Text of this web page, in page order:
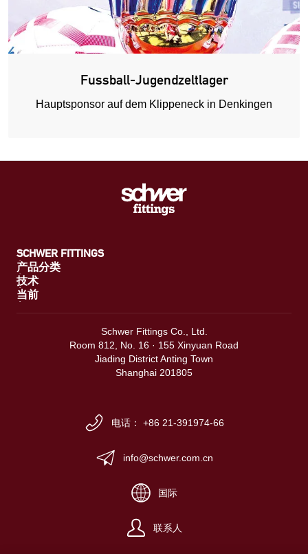
Fussball-Jugendzeltlager
Hauptsponsor auf dem Klippeneck in Denkingen
SCHWER FITTINGS
产品分类
技术
当前
Schwer Fittings Co., Ltd.
Room 812, No. 16 · 155 Xinyuan Road
Jiading District Anting Town
Shanghai 201805
电话： +86 21-391974-66
info@schwer.com.cn
国际
联系人